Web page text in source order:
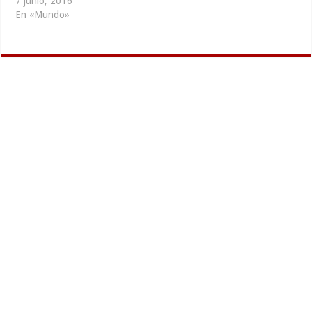
cruzan el Mediterráneo
mar. Centenares de
En «Mundo»